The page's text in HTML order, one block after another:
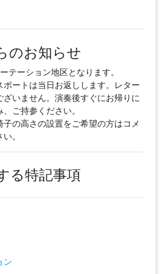
のお知らせ
テーション地区となります。
ポートは当日お返しします。レター
いません。演奏後すぐにお帰りに
ご持参ください。
子の高さの設置をご希望の方はコメ
。
る特記事項
ン